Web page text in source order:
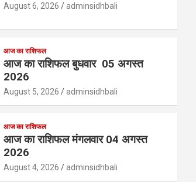
August 6, 2026 adminsidhbali
आज का राशिफल
आज का राशिफल बुधवार 05 अगस्त
2026
August 5, 2026 adminsidhbali
आज का राशिफल
आज का राशिफल मंगलवार 04 अगस्त
2026
August 4, 2026 adminsidhbali